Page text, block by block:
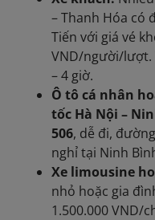
– Thanh Hóa có
Tiến với giá vé
VND/người/lượt.
– 4 giờ.
Ô tô cá nhân
tốc Hà Nội –
506, dễ đi,
nghỉ tại Ninh
Xe limousine
nhỏ hoặc gia
1.500.000 VND/